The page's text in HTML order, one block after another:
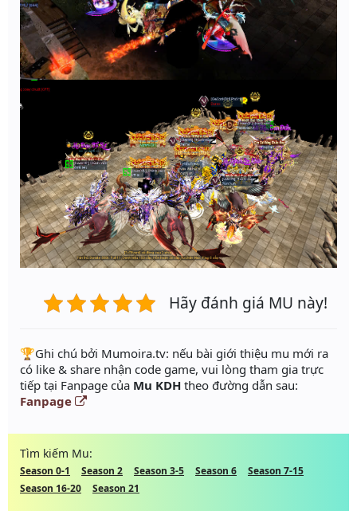
Hãy đánh giá MU này!
️🏆Ghi chú bởi Mumoira.tv: nếu bài giới thiệu mu mới ra
có like & share nhận code game, vui lòng tham gia trực
tiếp tại Fanpage của Mu KDH theo đường dẫn sau:
Fanpage
Tìm kiếm Mu:
Season 0-1 Season 2 Season 3-5 Season 6
Season 7-15
Season 16-20
Season 21